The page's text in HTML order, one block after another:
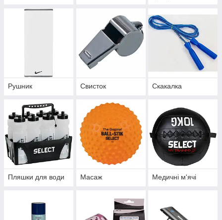
Рушник Свисток Скакалка
Пляшки для води Масаж Медичні м'ячі